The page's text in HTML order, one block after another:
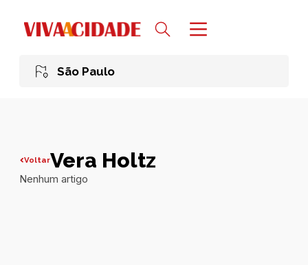
São Paulo
VoltarVera Holtz
Nenhum artigo